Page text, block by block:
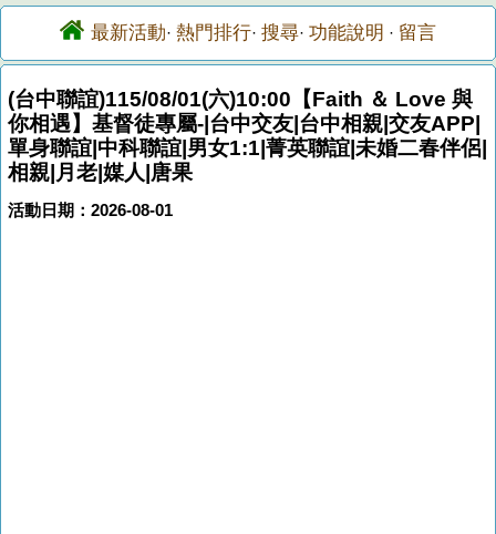
最新活動· 熱門排行· 搜尋· 功能說明 · 留言
(台中聯誼)115/08/01(六)10:00【Faith ＆ Love 與
你相遇】基督徒專屬-|台中交友|台中相親|交友APP|
單身聯誼|中科聯誼|男女1:1|菁英聯誼|未婚二春伴侶|
相親|月老|媒人|唐果
活動日期：2026-08-01